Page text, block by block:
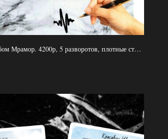
11 класс альбом Мрамор. 4200р, 5 разворотов, плотные страницы, 2 выезда